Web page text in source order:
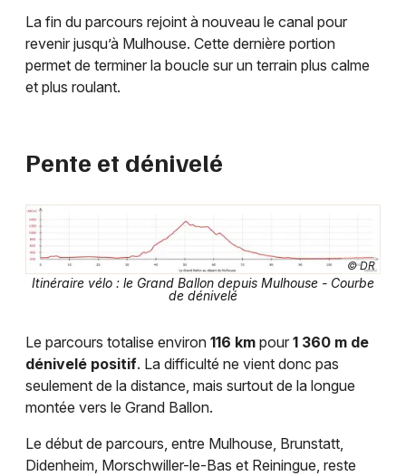
La fin du parcours rejoint à nouveau le canal pour
revenir jusqu’à Mulhouse. Cette dernière portion
permet de terminer la boucle sur un terrain plus calme
et plus roulant.
Pente et dénivelé
© DR
Itinéraire vélo : le Grand Ballon depuis Mulhouse - Courbe
de dénivelé
Le parcours totalise environ 116 km pour 1 360 m de
dénivelé positif. La difficulté ne vient donc pas
seulement de la distance, mais surtout de la longue
montée vers le Grand Ballon.
Le début de parcours, entre Mulhouse, Brunstatt,
Didenheim, Morschwiller-le-Bas et Reiningue, reste